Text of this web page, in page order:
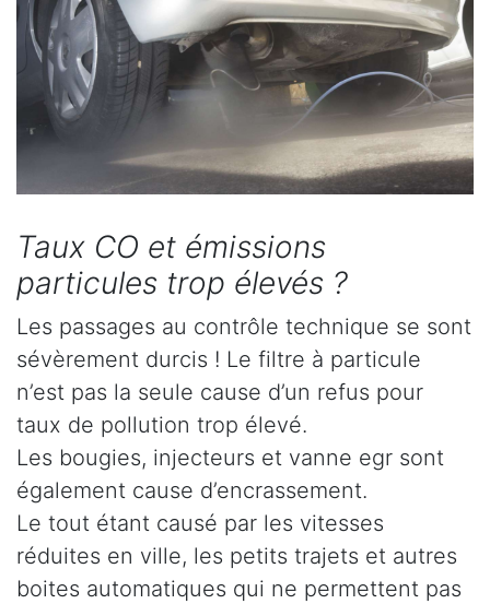
Taux CO et émissions
particules trop élevés ?
Les passages au contrôle technique se sont
sévèrement durcis ! Le filtre à particule
n’est pas la seule cause d’un refus pour
taux de pollution trop élevé.
Les bougies, injecteurs et vanne egr sont
également cause d’encrassement.
Le tout étant causé par les vitesses
réduites en ville, les petits trajets et autres
boites automatiques qui ne permettent pas